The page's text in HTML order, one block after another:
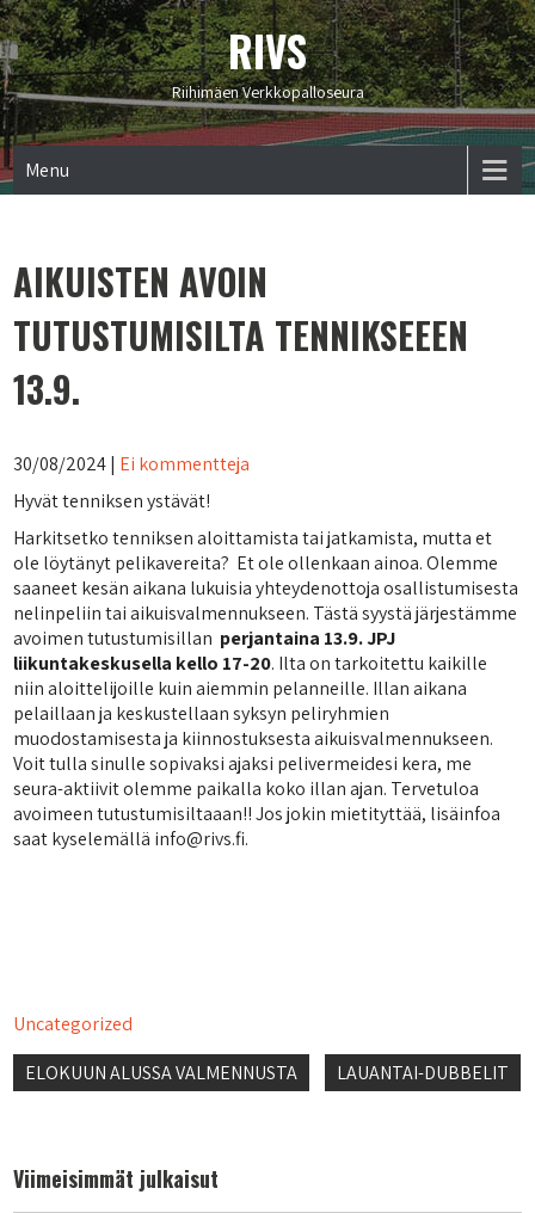
RIVS
Riihimäen Verkkopalloseura
Menu
AIKUISTEN AVOIN
TUTUSTUMISILTA TENNIKSEEEN
13.9.
30/08/2024| Ei kommentteja
Hyvät tenniksen ystävät!
Harkitsetko tenniksen aloittamista tai jatkamista, mutta et
ole löytänyt pelikavereita? Et ole ollenkaan ainoa. Olemme
saaneet kesän aikana lukuisia yhteydenottoja osallistumisesta
nelinpeliin tai aikuisvalmennukseen. Tästä syystä järjestämme
avoimen tutustumisillan perjantaina 13.9.JPJ
liikuntakeskusella kello 17-20. Ilta on tarkoitettu kaikille
niin aloittelijoille kuin aiemmin pelanneille. Illan aikana
pelaillaan ja keskustellaan syksyn peliryhmien
muodostamisesta ja kiinnostuksesta aikuisvalmennukseen.
Voit tulla sinulle sopivaksi ajaksi pelivermeidesi kera, me
seura-aktiivit olemme paikalla koko illan ajan. Tervetuloa
avoimeen tutustumisiltaaan!! Jos jokin mietityttää, lisäinfoa
saat kyselemällä info@rivs.fi.
Uncategorized
Artikkelien
ELOKUUN ALUSSA VALMENNUSTA LAUANTAI-DUBBELIT
Viimeisimmät julkaisut